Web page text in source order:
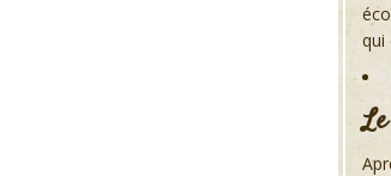
qui